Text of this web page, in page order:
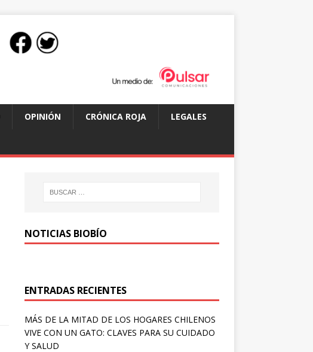
OPINIÓN CRÓNICA ROJA LEGALES
NOTICIAS BIOBÍO
ENTRADAS RECIENTES
MÁS DE LA MITAD DE LOS HOGARES CHILENOS
VIVE CON UN GATO: CLAVES PARA SU CUIDADO
Y SALUD